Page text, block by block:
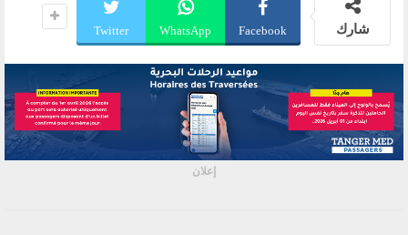
شارك Facebook
WhatsApp
Twitter
إعلان